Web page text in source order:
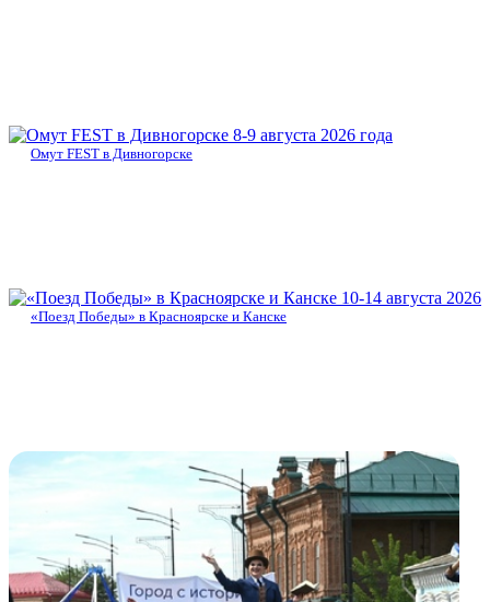
8-9 августа 2026 года
Омут FEST в Дивногорске
10-14 августа 2026
«Поезд Победы» в Красноярске и Канске